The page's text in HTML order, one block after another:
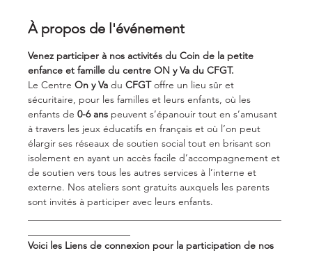
À propos de l'événement
Venez participer à nos activités du Coin de la petite
enfance et famille du centre ON y Va du CFGT.
Le Centre On y Va du CFGT offre un lieu sûr et
sécuritaire, pour les familles et leurs enfants, où les
enfants de 0-6 ans peuvent s’épanouir tout en s’amusant
à travers les jeux éducatifs en français et où l’on peut
élargir ses réseaux de soutien social tout en brisant son
isolement en ayant un accès facile d’accompagnement et
de soutien vers tous les autres services à l’interne et
externe. Nos ateliers sont gratuits auxquels les parents
sont invités à participer avec leurs enfants.
Voici les Liens de connexion pour la participation de nos